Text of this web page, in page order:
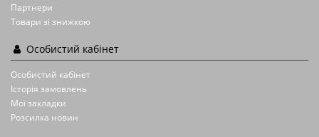
Партнери
Товари зі знижкою
Особистий кабінет
Особистий кабінет
Історія замовлень
Мої закладки
Розсилка новин